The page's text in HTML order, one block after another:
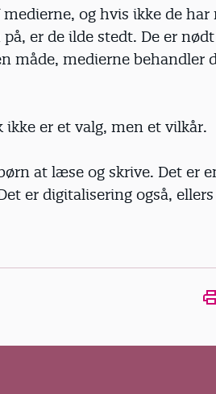
og hvis ikke de har
er de ilde stedt. De er
måde, medierne behandler
er et valg, men et vilkår.
at læse og skrive. Det er
er digitalisering også,